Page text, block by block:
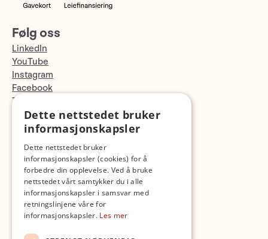
Følg oss
LinkedIn
YouTube
Instagram
Facebook
TikTok
Fotopodden
Dette nettstedet bruker
informasjonskapsler
Dette nettstedet bruker
informasjonskapsler (cookies) for å
forbedre din opplevelse. Ved å bruke
nettstedet vårt samtykker du i alle
informasjonskapsler i samsvar med
retningslinjene våre for
informasjonskapsler. Les mer